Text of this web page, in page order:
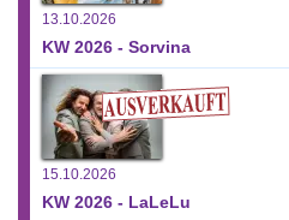
13.10.2026
KW 2026 - Sorvina
15.10.2026
KW 2026 - LaLeLu